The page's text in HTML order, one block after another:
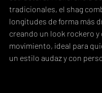
tradicionales, el shag
longitudes de forma más
creando un look rockero y
movimiento, ideal para
un estilo audaz y con